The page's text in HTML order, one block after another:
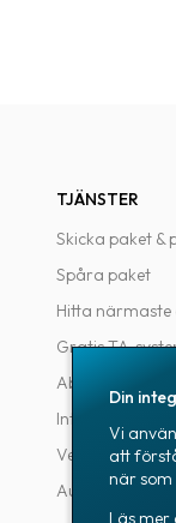
TJÄNSTER
Skicka paket &
Spåra paket
Hitta närmaste
Gratis TA-
Abonnemang
Integrationer
Verktyg för
Din
Vi
att
när som
Läs mer